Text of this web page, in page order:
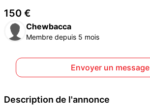
150 €
Chewbacca
Membre depuis 5 mois
Envoyer un message
Description de l'annonce